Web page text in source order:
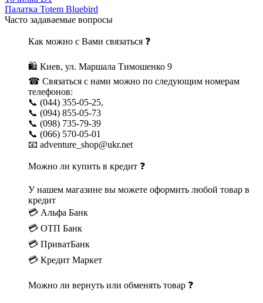
Палатка Totem Bluebird
Часто задаваемые вопросы
Как можно с Вами связаться ❓
🛍 Киев, ул. Маршала Тимошенко 9
☎ Связаться с нами можно по следующим номерам
телефонов:
📞 (044) 355-05-25,
📞 (094) 855-05-73
📞 (098) 735-79-39
📞 (066) 570-05-01
📧 adventure_shop@ukr.net
Можно ли купить в кредит ❓
У нашем магазине вы можете оформить любой товар в
кредит
💳 Альфа Банк
💳 ОТП Банк
💳 ПриватБанк
💳 Кредит Маркет
Можно ли вернуть или обменять товар ❓